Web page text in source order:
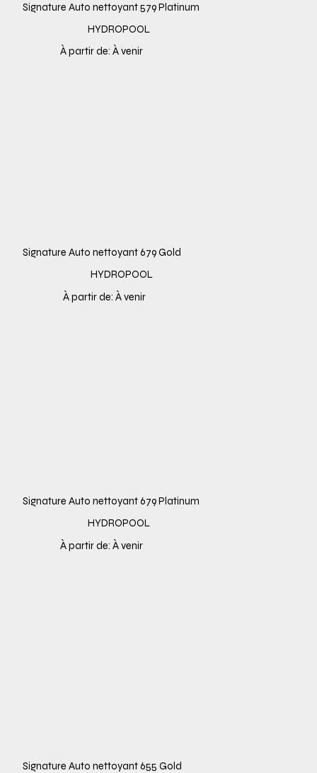
Signature Auto nettoyant 579 Platinum
À partir de: À venir
HYDROPOOL
Signature Auto nettoyant 679 Gold
À partir de: À venir
HYDROPOOL
Signature Auto nettoyant 679 Platinum
HYDROPOOL
Signature Auto nettoyant 655 Gold
À partir de: À venir